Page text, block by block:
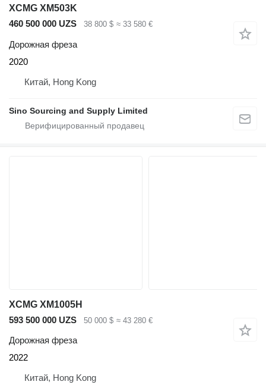
XCMG XM503K
460 500 000 UZS
38 800 $ ≈ 33 580 €
Дорожная фреза
2020
Китай, Hong Kong
Sino Sourcing and Supply Limited
XCMG XM1005H
593 500 000 UZS
50 000 $ ≈ 43 280 €
Дорожная фреза
2022
Китай, Hong Kong